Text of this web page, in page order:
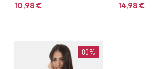
10,98€
14,98€
80%